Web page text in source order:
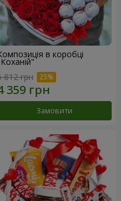
в коробці
812 грн
Замовити